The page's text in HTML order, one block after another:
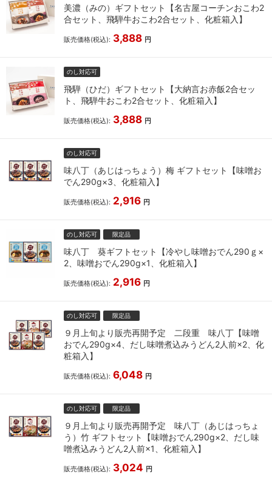
美濃（みの）ギフトセット【名古屋コーチンおこわ2
合セット、飛騨牛おこわ2合セット、化粧箱入】
販売価格(税込): 3,888 円
のし対応可
飛騨（ひだ）ギフトセット【大納言お赤飯2合セッ
ト、飛騨牛おこわ2合セット、化粧箱入】
販売価格(税込): 3,888 円
のし対応可
味八丁（あじはっちょう）梅 ギフトセット【味噌お
でん290g×3、化粧箱入】
販売価格(税込): 2,916 円
のし対応可 限定品
味八丁 葵ギフトセット【冷やし味噌おでん290ｇ×
2、味噌おでん290g×1、化粧箱入】
販売価格(税込): 2,916 円
のし対応可 限定品
９月上旬より販売再開予定 二段重 味八丁【味噌
おでん290g×4、だし味噌煮込みうどん2人前×2、化
粧箱入】
販売価格(税込): 6,048 円
のし対応可 限定品
９月上旬より販売再開予定 味八丁（あじはっちょ
う）竹 ギフトセット【味噌おでん290g×2、だし味
噌煮込みうどん2人前×1、化粧箱入】
販売価格(税込): 3,024 円